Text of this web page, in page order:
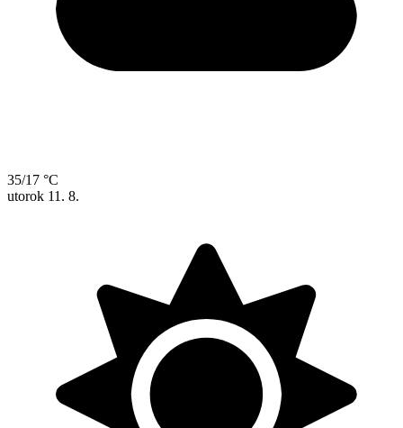
35/17 °C
utorok 11. 8.